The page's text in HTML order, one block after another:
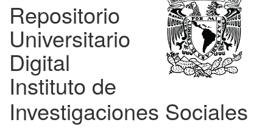
Repositorio
Universitario
Digital
Instituto de
Investigaciones Sociales